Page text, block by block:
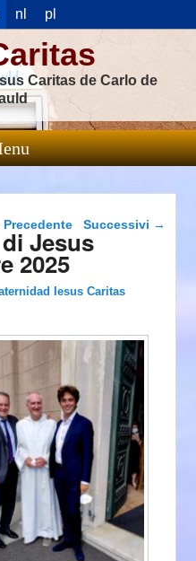
nl pl
Caritas de Carlo de
articolo
Precedente Successivi →
Jesus
2025
Iesus Caritas